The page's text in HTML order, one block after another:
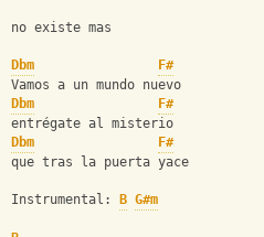
no existe mas
Dbm
F#
Vamos a un mundo nuevo
Dbm
F#
entrégate al misterio
Dbm
F#
que tras la puerta yace
Instrumental: B G#m